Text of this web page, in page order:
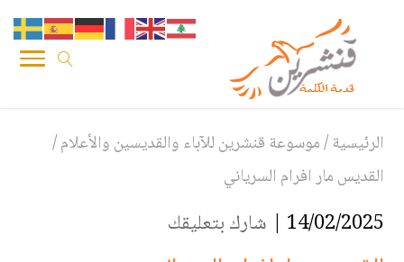
الرئيسية/موسوعة قنشرين للآباء والقديسين والأعلام/
القديس مار افرام السرياني
14/02/2025 | شارك بتعليقك